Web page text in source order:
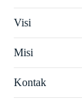
Visi
Misi
Kontak